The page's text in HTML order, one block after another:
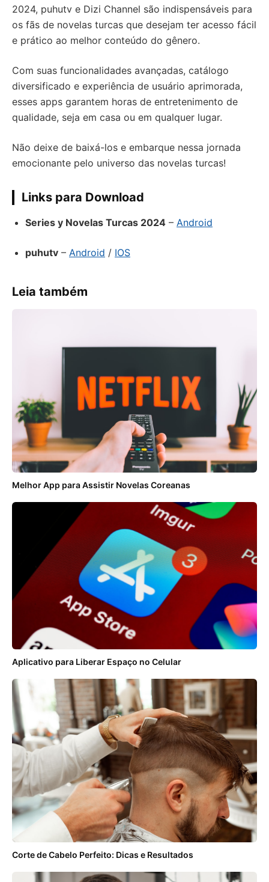
2024, puhutv e Dizi Channel são indispensáveis para
os fãs de novelas turcas que desejam ter acesso fácil
e prático ao melhor conteúdo do gênero.
Com suas funcionalidades avançadas, catálogo
diversificado e experiência de usuário aprimorada,
esses apps garantem horas de entretenimento de
qualidade, seja em casa ou em qualquer lugar.
Não deixe de baixá-los e embarque nessa jornada
emocionante pelo universo das novelas turcas!
Links para Download
Series y Novelas Turcas 2024 – Android
puhutv – Android / IOS
Leia também
Melhor App para Assistir Novelas Coreanas
Aplicativo para Liberar Espaço no Celular
Corte de Cabelo Perfeito: Dicas e Resultados